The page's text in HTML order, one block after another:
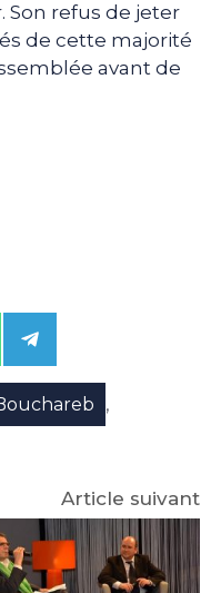
Son refus de jeter
de cette majorité
avant de
Share
on
Telegram
,
Article suivant